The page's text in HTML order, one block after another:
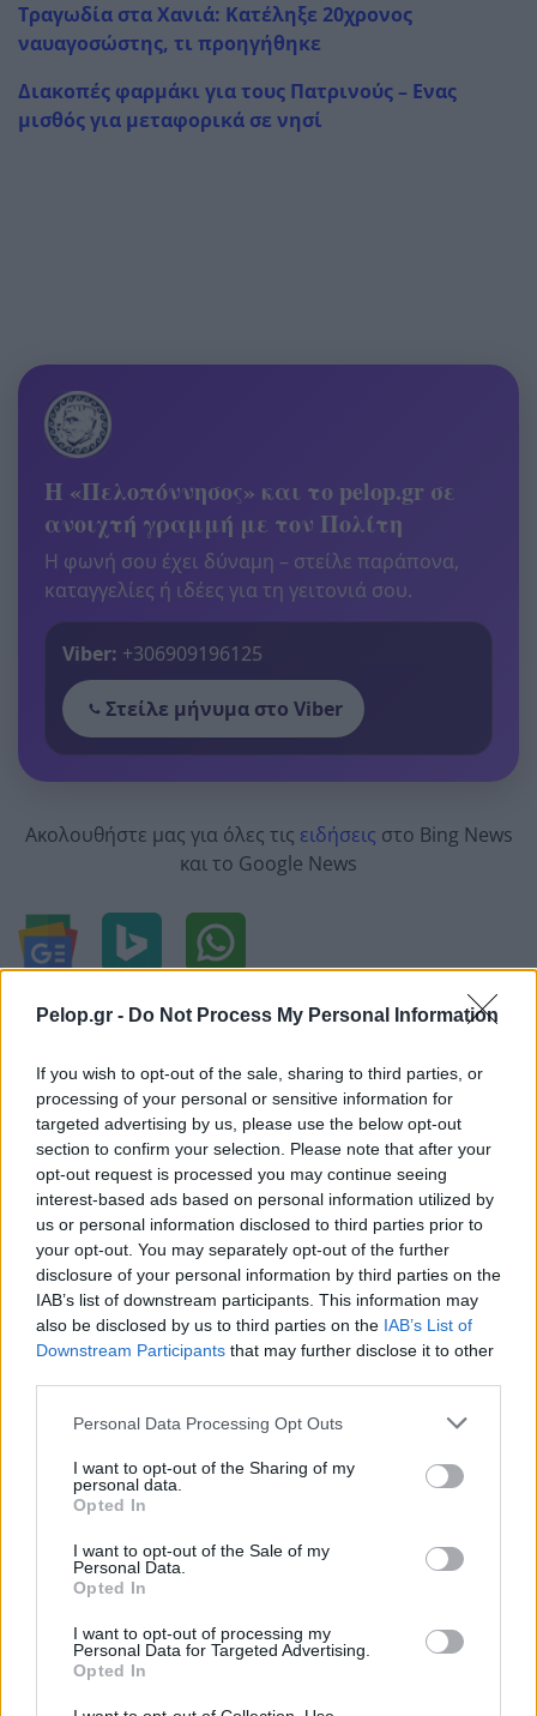
Pelop.gr - Do Not Process My Personal Information
If you wish to opt-out of the sale, sharing to third parties, or
processing of your personal or sensitive information for
targeted advertising by us, please use the below opt-out
section to confirm your selection. Please note that after your
opt-out request is processed you may continue seeing
interest-based ads based on personal information utilized by
us or personal information disclosed to third parties prior to
your opt-out. You may separately opt-out of the further
disclosure of your personal information by third parties on the
IAB’s list of downstream participants. This information may
also be disclosed by us to third parties on the IAB’s List of
Downstream Participants that may further disclose it to other
Please note that this website/app uses one or more Google
not limited to your visit or usage behaviour. You may click to
grant or deny consent to Google and its third-party tags to
use your data for below specified purposes in below Google
consent section.
Personal Data Processing Opt Outs
I want to opt-out of the Sharing of my
personal data.
Opted In
I want to opt-out of the Sale of my
Personal Data.
Opted In
I want to opt-out of processing my
Personal Data for Targeted Advertising.
Opted In
Τραγωδία στα Χανιά: Κατέληξε 20χρονος
ναυαγοσώστης, τι προηγήθηκε
Διακοπές φαρμάκι για τους Πατρινούς – Ενας
μισθός για μεταφορικά σε νησί
Η «Πελοπόννησος» και το pelop.gr σε
ανοιχτή γραμμή με τον Πολίτη
Η φωνή σου έχει δύναμη – στείλε παράπονα,
καταγγελίες ή ιδέες για τη γειτονιά σου.
Viber: +306909196125
Στείλε μήνυμα στο Viber
Ακολουθήστε μας για όλες τις ειδήσεις στο Bing News
και το Google News
Από το Δίκτυο
Δεκαπενταύγουστος 2026: Πόσο αυξάνεται το
μεροκάματο το Σάββατο